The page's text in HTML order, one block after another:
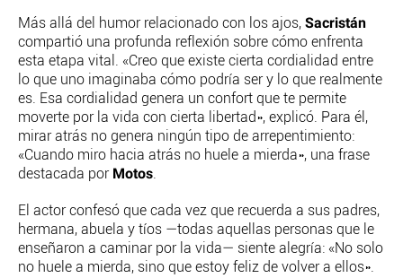
Más allá del humor relacionado con los ajos, Sacristán
compartió una profunda reflexión sobre cómo enfrenta
esta etapa vital. «Creo que existe cierta cordialidad entre
lo que uno imaginaba cómo podría ser y lo que realmente
es. Esa cordialidad genera un confort que te permite
moverte por la vida con cierta libertad», explicó. Para él,
mirar atrás no genera ningún tipo de arrepentimiento:
«Cuando miro hacia atrás no huele a mierda», una frase
destacada por Motos.
El actor confesó que cada vez que recuerda a sus padres,
hermana, abuela y tíos —todas aquellas personas que le
enseñaron a caminar por la vida— siente alegría: «No solo
no huele a mierda, sino que estoy feliz de volver a ellos».